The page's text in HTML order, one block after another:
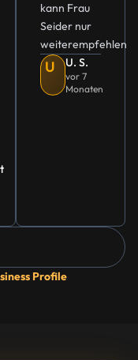
kann Frau
Seider nur
weiterempfehlen
U U. S.
vor 7
Monaten
Profile